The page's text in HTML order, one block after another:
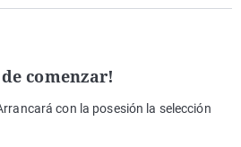
comenzar!
con la posesión la selección